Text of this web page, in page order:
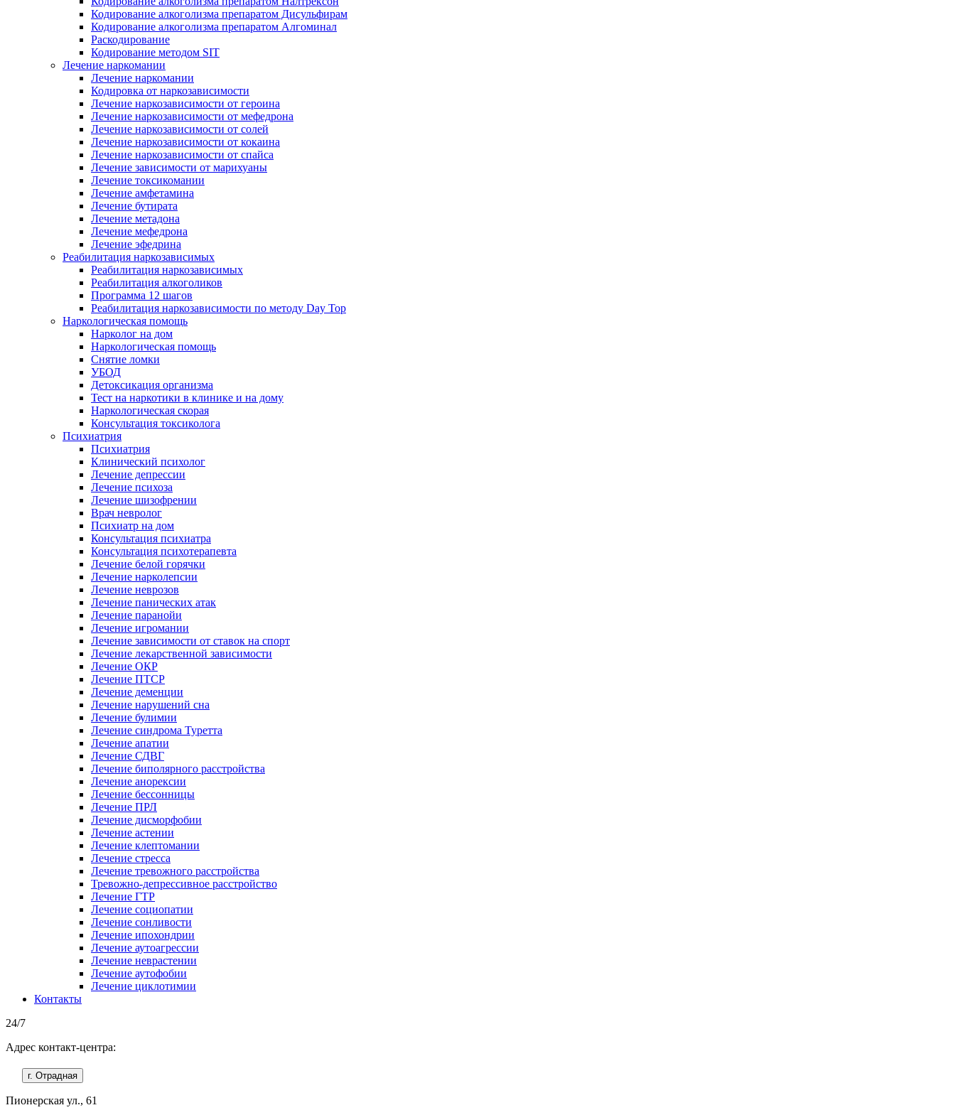
Кодирование алкоголизма препаратом Дисульфирам
Кодирование алкоголизма препаратом Алгоминал
Раскодирование
Кодирование методом SIT
Лечение наркомании
Лечение наркомании
Кодировка от наркозависимости
Лечение наркозависимости от героина
Лечение наркозависимости от мефедрона
Лечение наркозависимости от солей
Лечение наркозависимости от кокаина
Лечение наркозависимости от спайса
Лечение зависимости от марихуаны
Лечение токсикомании
Лечение амфетамина
Лечение бутирата
Лечение метадона
Лечение мефедрона
Лечение эфедрина
Реабилитация наркозависимых
Реабилитация наркозависимых
Реабилитация алкоголиков
Программа 12 шагов
Реабилитация наркозависимости по методу Day Top
Наркологическая помощь
Нарколог на дом
Наркологическая помощь
Снятие ломки
УБОД
Детоксикация организма
Тест на наркотики в клинике и на дому
Наркологическая скорая
Консультация токсиколога
Психиатрия
Психиатрия
Клинический психолог
Лечение депрессии
Лечение психоза
Лечение шизофрении
Врач невролог
Психиатр на дом
Консультация психиатра
Консультация психотерапевта
Лечение белой горячки
Лечение нарколепсии
Лечение неврозов
Лечение панических атак
Лечение паранойи
Лечение игромании
Лечение зависимости от ставок на спорт
Лечение лекарственной зависимости
Лечение ОКР
Лечение ПТСР
Лечение деменции
Лечение нарушений сна
Лечение булимии
Лечение синдрома Туретта
Лечение апатии
Лечение СДВГ
Лечение биполярного расстройства
Лечение анорексии
Лечение бессонницы
Лечение ПРЛ
Лечение дисморфобии
Лечение астении
Лечение клептомании
Лечение стресса
Лечение тревожного расстройства
Тревожно-депрессивное расстройство
Лечение ГТР
Лечение социопатии
Лечение сонливости
Лечение ипохондрии
Лечение аутоагрессии
Лечение неврастении
Лечение аутофобии
Лечение циклотимии
Контакты
24/7
Адрес контакт-центра:
г. Отрадная
Пионерская ул., 61